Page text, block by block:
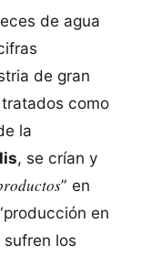
de agua
de gran
como
la
, se crían y
” en
en
sufren los